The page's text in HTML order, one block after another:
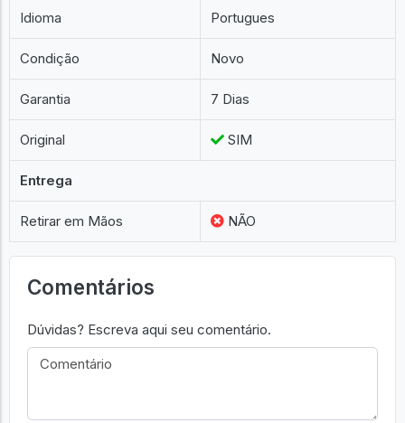
Idioma Portugues
Condição Novo
Garantia 7 Dias
Original SIM
Entrega
Retirar em Mãos NÃO
Comentários
Dúvidas? Escreva aqui seu comentário.